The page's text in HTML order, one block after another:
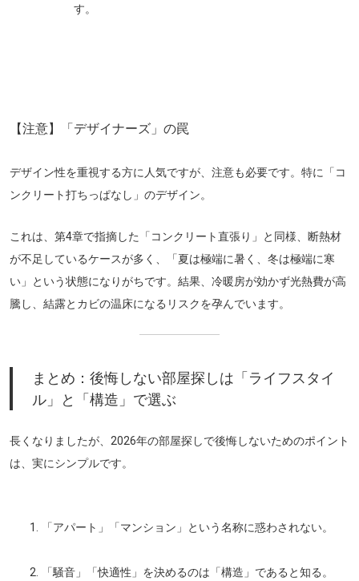
す。
【注意】「デザイナーズ」の罠
デザイン性を重視する方に人気ですが、注意も必要です。特に「コ
ンクリート打ちっぱなし」のデザイン。
これは、第4章で指摘した「コンクリート直張り」と同様、断熱材
が不足しているケースが多く、
「夏は極端に暑く、冬は極端に寒
い」
という状態になりがちです。結果、冷暖房が効かず光熱費が高
騰 し、 結露とカビの温床になるリスクを孕んでいます。
まとめ：後悔しない部屋探しは「ライフスタイ
ル」と「構造」で選ぶ
長くなりましたが、2026年の部屋探しで後悔しないためのポイント
は、実にシンプルです。
「アパート」「マンション」という名称に惑わされない。
「騒音」「快適性」を決めるのは 「構造」 であると知る。